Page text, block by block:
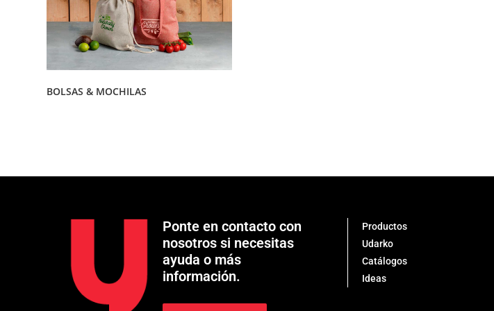
BOLSAS & MOCHILAS
Ponte en contacto con
nosotros si necesitas
ayuda o más
información.
Productos
Udarko
Catálogos
Ideas